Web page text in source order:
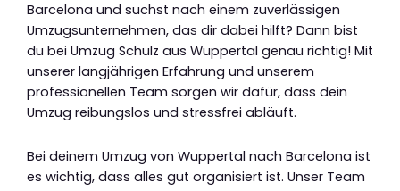
Barcelona und suchst nach einem zuverlässigen
Umzugsunternehmen, das dir dabei hilft? Dann bist
du bei Umzug Schulz aus Wuppertal genau richtig! Mit
unserer langjährigen Erfahrung und unserem
professionellen Team sorgen wir dafür, dass dein
Umzug reibungslos und stressfrei abläuft.
Bei deinem Umzug von Wuppertal nach Barcelona ist
es wichtig, dass alles gut organisiert ist. Unser Team